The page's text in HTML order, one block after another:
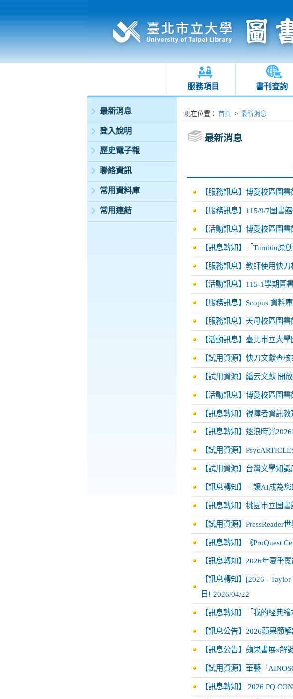
服務項目 書刊查詢
:::
最新消息
登入說明
歷史電子報
聯絡資訊
常用資料庫
常用連結
:::現在位置 ： 首頁 > 最新消息
最新消息
【服務訊息】博愛校區圖
【服務訊息】115/9/7圖書
【活動訊息】博愛校區圖
【訊息轉知】「Turnitin原
【服務訊息】教師使用快
【活動訊息】115-1學期圖
【服務訊息】Scopus 資料
【服務訊息】天母校區圖
【活動訊息】臺北市立大
【試用資源】快刀文獻查
【試用資源】繙云文獻 開
【活動訊息】博愛校區圖
【訊息轉知】視障者資訊
【訊息轉知】逐浪時光
【試用資源】
【試用資源】台灣文學知
【訊息轉知】「讓AI成為
【訊息轉知】桃園市立圖
【試用資源】PressReader
【訊息轉知】《ProQuest
【訊息轉知】2026年夏季
【訊息轉知】[2026 -
日! 2026/04/22
【訊息轉知】「我的經典
【訊息公告】2026蘋果節
【訊息公告】蘋果書展x解
【試用資源】華藝「
【訊息轉知】 2026 PQ